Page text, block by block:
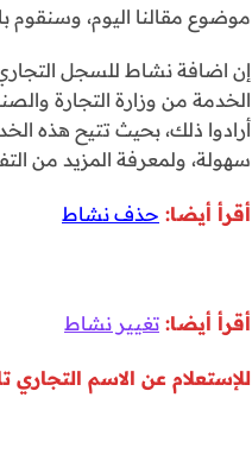
موضوع مقالنا اليوم، وسنقوم
إن اضافة نشاط للسجل التجاري
الخدمة من وزارة التجارة
أرادوا ذلك، بحيث تتيح هذه
سهولة، ولمعرفة المزيد من
أقرأ أيضا: حذف نشاط
أقرأ أيضا: تغيير نشاط
للإستعلام عن الاسم التجاري